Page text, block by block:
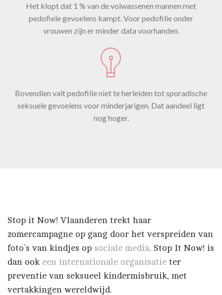
Het klopt dat 1 % van de volwassenen mannen met
pedofiele gevoelens kampt. Voor pedofilie onder
vrouwen zijn er minder data voorhanden.
Bovendien valt pedofilie niet te herleiden tot sporadische
seksuele gevoelens voor minderjarigen. Dat aandeel ligt
nog hoger.
Stop it Now! Vlaanderen trekt haar
zomercampagne op gang door het verspreiden van
foto’s van kindjes op sociale media. Stop It Now! is
dan ook een internationale organisatie ter
preventie van seksueel kindermisbruik, met
vertakkingen wereldwijd.